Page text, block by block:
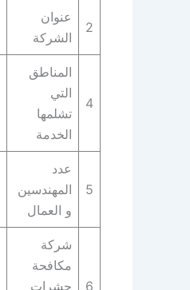
2
عنوان
الشركة
4
المناطق
التي
تشلمها
الخدمة
5
عدد
المهندسين
و العمال
6
شركة
مكافحة
حشرات